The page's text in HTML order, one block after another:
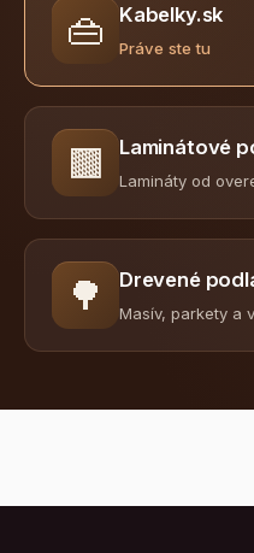
👜 Kabelky.sk
Práve ste tu
🟫 Laminátové
Lamináty od
🌳 Drevené
Masív, parkety a